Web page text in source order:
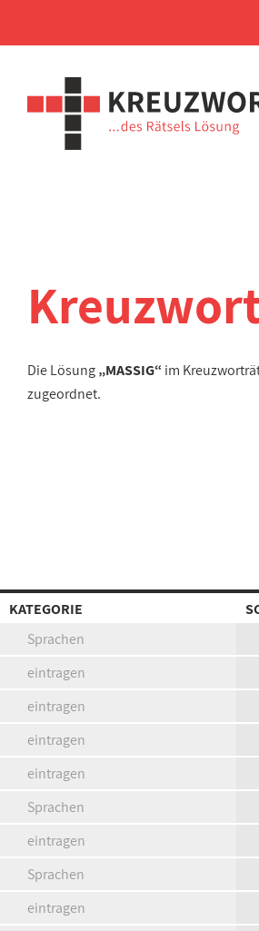
Die Lösung„MASSIG“ im
zugeordnet.
KATEGORIE
Sprachen
eintragen
eintragen
eintragen
eintragen
Sprachen
eintragen
Sprachen
eintragen